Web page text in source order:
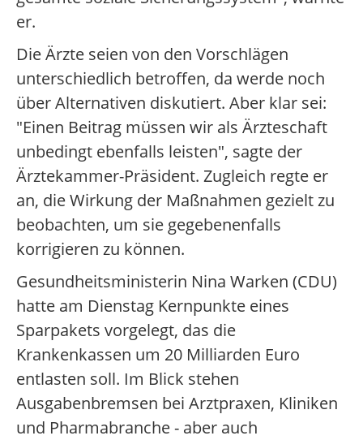
er.
Die Ärzte seien von den Vorschlägen
unterschiedlich betroffen, da werde noch
über Alternativen diskutiert. Aber klar sei:
"Einen Beitrag müssen wir als Ärzteschaft
unbedingt ebenfalls leisten", sagte der
Ärztekammer-Präsident. Zugleich regte er
an, die Wirkung der Maßnahmen gezielt zu
beobachten, um sie gegebenenfalls
korrigieren zu können.
Gesundheitsministerin Nina Warken (CDU)
hatte am Dienstag Kernpunkte eines
Sparpakets vorgelegt, das die
Krankenkassen um 20 Milliarden Euro
entlasten soll. Im Blick stehen
Ausgabenbremsen bei Arztpraxen, Kliniken
und Pharmabranche - aber auch